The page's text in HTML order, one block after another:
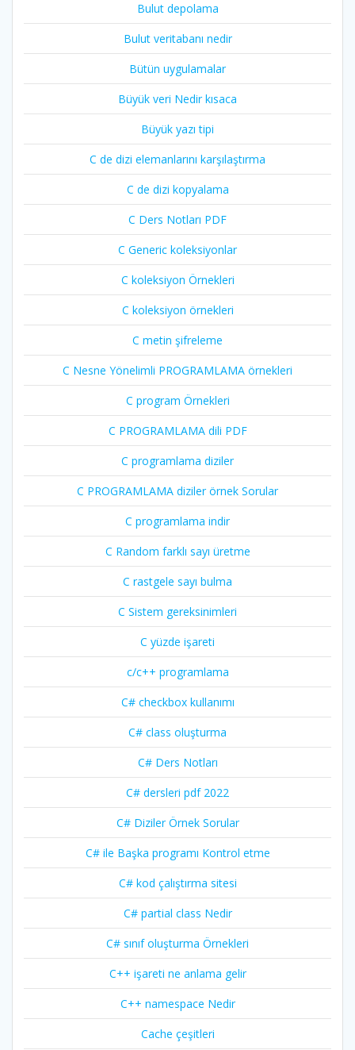
Bulut depolama
Bulut veritabanı nedir
Bütün uygulamalar
Büyük veri Nedir kısaca
Büyük yazı tipi
C de dizi elemanlarını karşılaştırma
C de dizi kopyalama
C Ders Notları PDF
C Generic koleksiyonlar
C koleksiyon Örnekleri
C koleksiyon örnekleri
C metin şifreleme
C Nesne Yönelimli PROGRAMLAMA örnekleri
C program Örnekleri
C PROGRAMLAMA dili PDF
C programlama diziler
C PROGRAMLAMA diziler örnek Sorular
C programlama indir
C Random farklı sayı üretme
C rastgele sayı bulma
C Sistem gereksinimleri
C yüzde işareti
c/c++ programlama
C# checkbox kullanımı
C# class oluşturma
C# Ders Notları
C# dersleri pdf 2022
C# Diziler Örnek Sorular
C# ile Başka programı Kontrol etme
C# kod çalıştırma sitesi
C# partial class Nedir
C# sınıf oluşturma Örnekleri
C++ işareti ne anlama gelir
C++ namespace Nedir
Cache çeşitleri